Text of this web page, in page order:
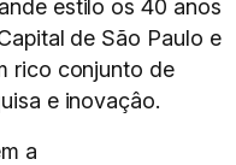
estilo os 40 anos
de São Paulo e
rico conjunto de
e inovaçâo.
a